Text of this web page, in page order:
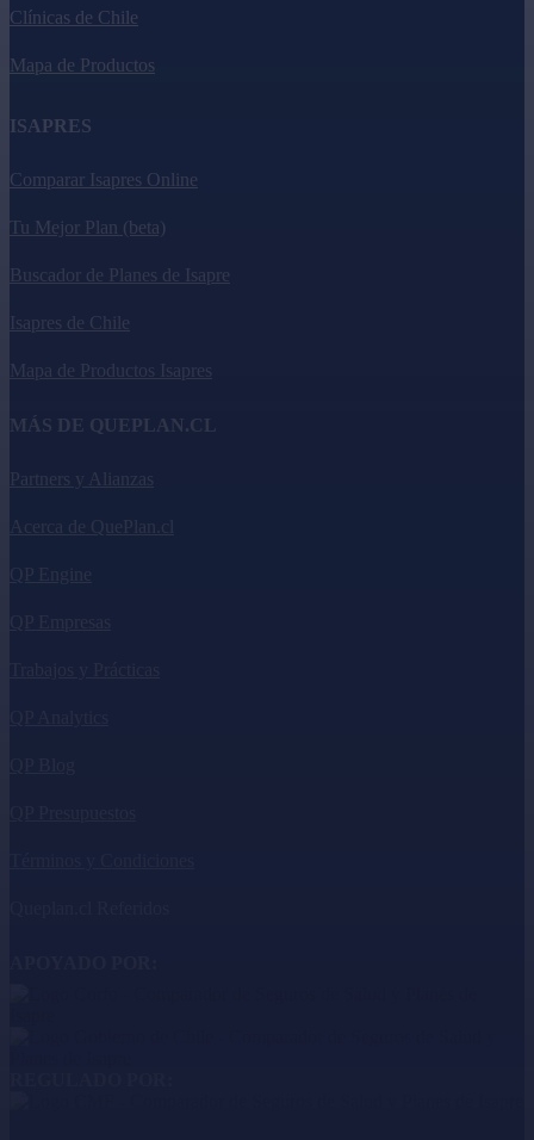
Clínicas de Chile
Mapa de Productos
ISAPRES
Comparar Isapres Online
Tu Mejor Plan (beta)
Buscador de Planes de Isapre
Isapres de Chile
Mapa de Productos Isapres
MÁS DE QUEPLAN.CL
Partners y Alianzas
Acerca de QuePlan.cl